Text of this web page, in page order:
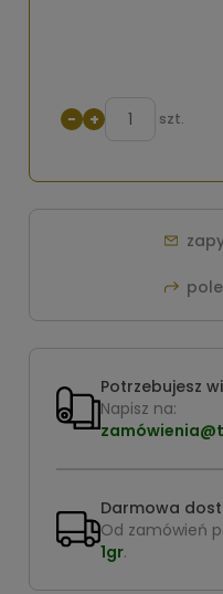
− + szt.
Potrzebujesz
Napisz na:
Darmowa
Od zamówień
1gr.